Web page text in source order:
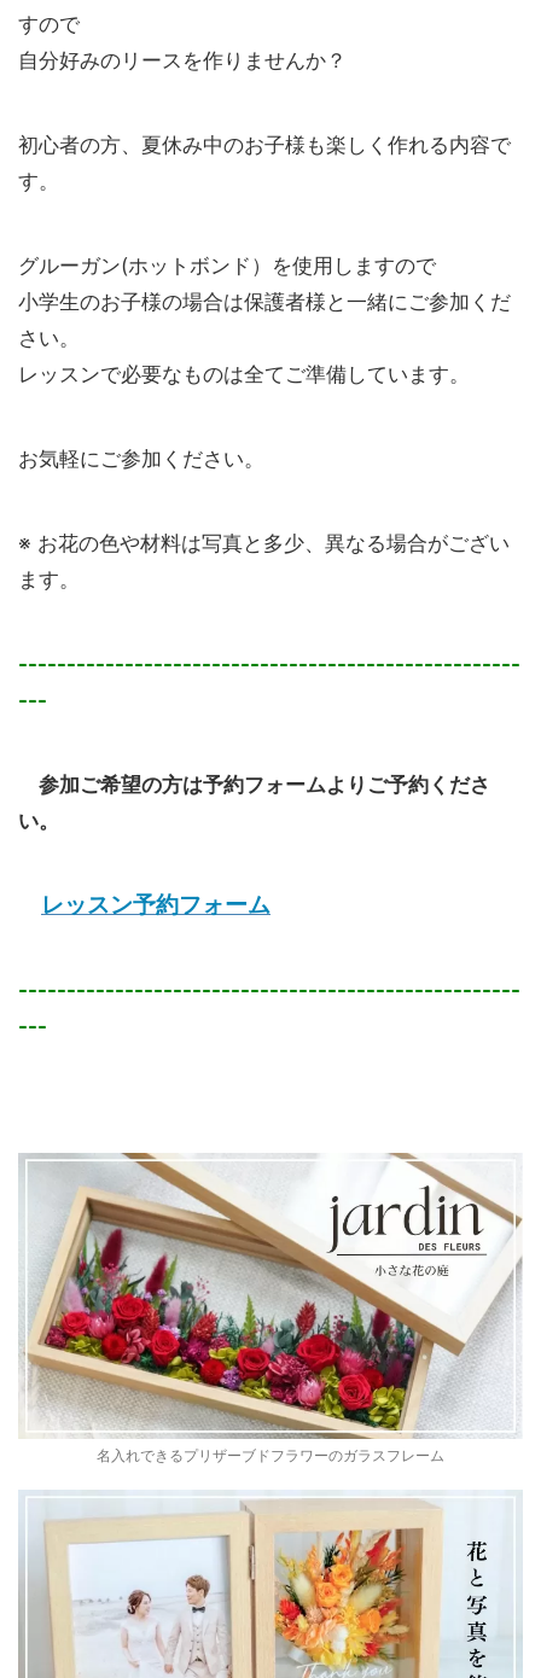
すので
自分好みのリースを作りませんか？
初心者の方、夏休み中のお子様も楽しく作れる内容で
す。
グルーガン(ホットボンド）を使用しますので
小学生のお子様の場合は保護者様と一緒にご参加くだ
さい。
レッスンで必要なものは全てご準備しています。
お気軽にご参加ください。
※ お花の色や材料は写真と多少、異なる場合がござい
ます。
----------------------------------------------------
---
参加ご希望の方は予約フォームよりご予約くださ
い。
レッスン予約フォーム
----------------------------------------------------
---
名入れできるプリザーブドフラワーのガラスフレーム